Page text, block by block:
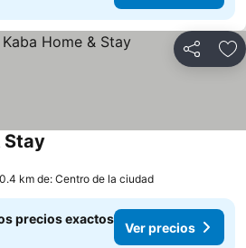
Compartir
Stay
km de: Centro de la ciudad
precios exactos
Ver precios